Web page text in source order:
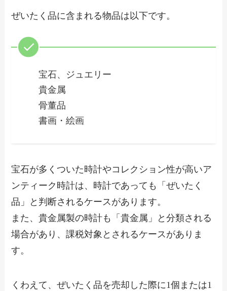
ぜいたく品に含まれる物品は以下です。
宝石、ジュエリー
貴金属
骨董品
書画・絵画
宝石が多くついた時計やコレクション性が高いア
ンティーク時計は、時計であっても「ぜいたく
品」と判断されるケースがあります。
また、貴金属製の時計も「貴金属」と分類される
場合があり、課税対象とされるケースがありま
す。
くわえて、ぜいたく品を売却した際に1個または1